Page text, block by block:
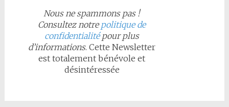
Nous ne spammons pas !
Consultez notrepolitique de
confidentialitépour plus
d’informations. Cette Newsletter
est totalement bénévole et
désintéressée